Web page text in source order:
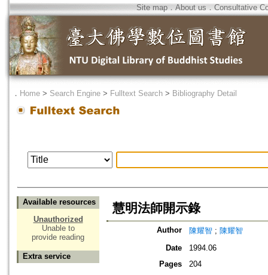
Site map．About us ． Consultative
． Home > Search Engine > Fulltext Search > Bibliography Detail
Available resources
Unauthorized
Unable to
provide reading
Extra service
慧明法師開示錄
Author 陳耀智 ; 陳耀智
Date
1994.06
Pages
204